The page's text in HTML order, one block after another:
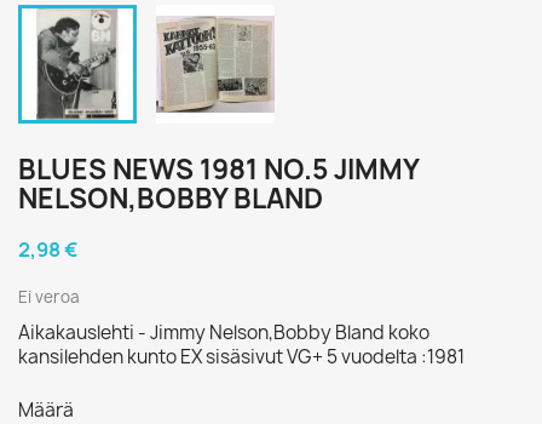
BLUES NEWS 1981 NO.5 JIMMY
NELSON,BOBBY BLAND
2,98 €
Ei veroa
Aikakauslehti - Jimmy Nelson,Bobby Bland koko
kansilehden kunto EX sisäsivut VG+ 5 vuodelta :1981
Määrä